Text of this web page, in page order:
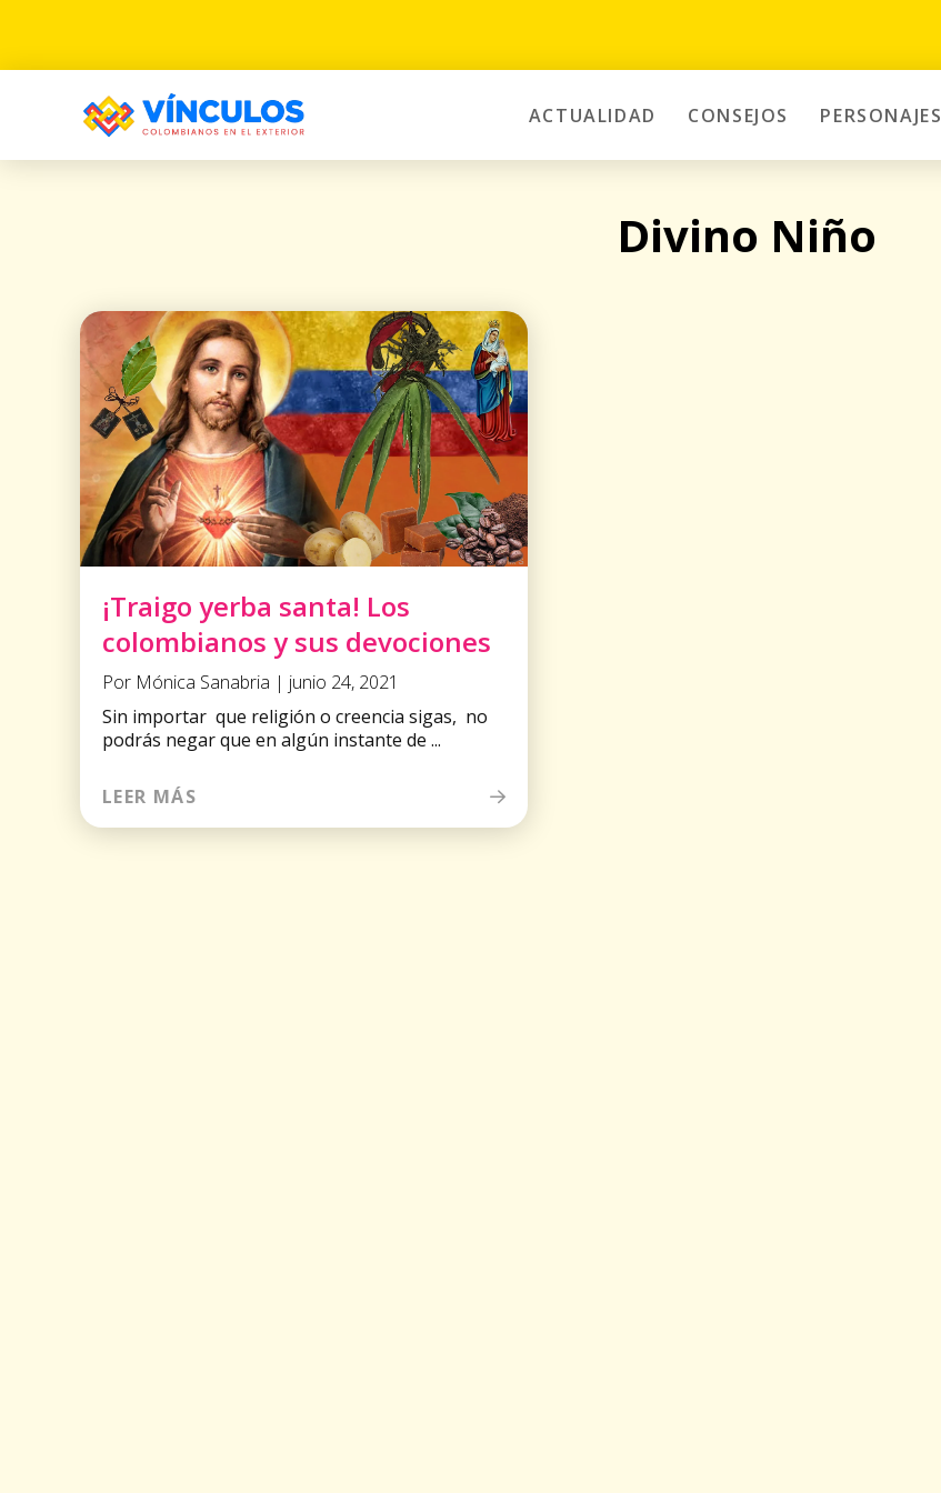
ACTUALIDAD CONSEJOS PERSONAJES
Divino Niño
¡Traigo yerba santa! Los
colombianos y sus devociones
Por Mónica Sanabria | junio 24, 2021
Sin importar que religión o creencia sigas, no
podrás negar que en algún instante de ...
LEER MÁS